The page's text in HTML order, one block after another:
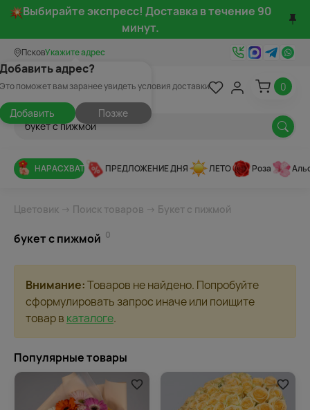
Выбирайте экспресс! Доставка в течение 90
минут.
ПсковУкажите адрес
адрес?
поможет вам заранее увидеть условия доставки
Добавить Позже
0
НАРАСХВАТ ПРЕДЛОЖЕНИЕ ДНЯ ЛЕТО Роза
Цветовик → Поиск товаров → Букет с пижмой
букет с пижмой 0
Внимание:Товаров не найдено. Попробуйте
сформулировать запрос иначе или поищите
товар в каталоге.
Популярные товары